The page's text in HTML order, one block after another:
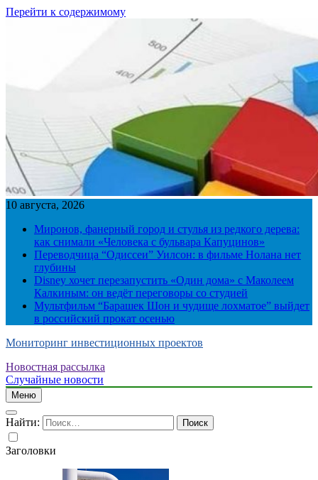
Перейти к содержимому
10 августа, 2026
Миронов, фанерный город и стулья из редкого дерева:
как снимали «Человека с бульвара Капуцинов»
Переводчица “Одиссеи” Уилсон: в фильме Нолана нет
глубины
Disney хочет перезапустить «Один дома» с Маколеем
Калкиным: он ведёт переговоры со студией
Мультфильм “Барашек Шон и чудище лохматое” выйдет
в российский прокат осенью
Мониторинг инвестиционных проектов
Новостная рассылка
Случайные новости
Меню
Найти:
Заголовки